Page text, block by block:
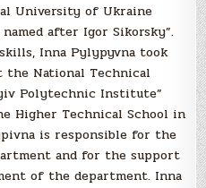
University of Ukraine
after Igor Sikorsky”.
Inna Pylypyvna took
the National Technical
Polytechnic Institute”
Higher Technical School in
is responsible for the
and for the support
of the department. Inna